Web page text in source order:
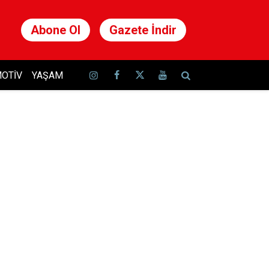
Abone Ol Gazete İndir
YAŞAM